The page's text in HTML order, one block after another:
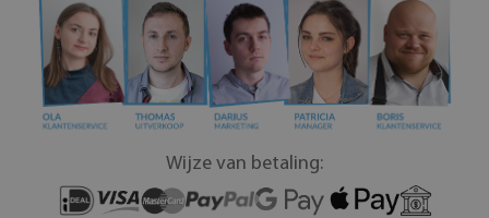
Wijze van betaling: